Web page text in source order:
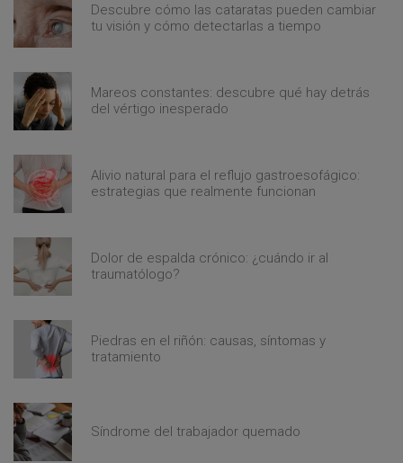
Descubre cómo las cataratas pueden cambiar
tu visión y cómo detectarlas a tiempo
Mareos constantes: descubre qué hay detrás
del vértigo inesperado
Alivio natural para el reflujo gastroesofágico:
estrategias que realmente funcionan
Dolor de espalda crónico: ¿cuándo ir al
traumatólogo?
Piedras en el riñón: causas, síntomas y
tratamiento
Síndrome del trabajador quemado